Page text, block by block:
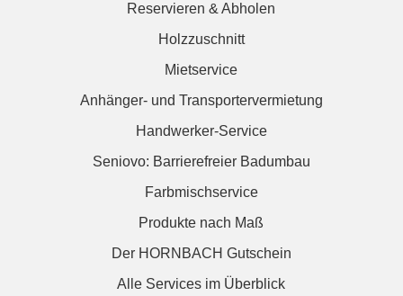
Reservieren & Abholen
Holzzuschnitt
Mietservice
Anhänger- und Transportervermietung
Handwerker-Service
Seniovo: Barrierefreier Badumbau
Farbmischservice
Produkte nach Maß
Der HORNBACH Gutschein
Alle Services im Überblick